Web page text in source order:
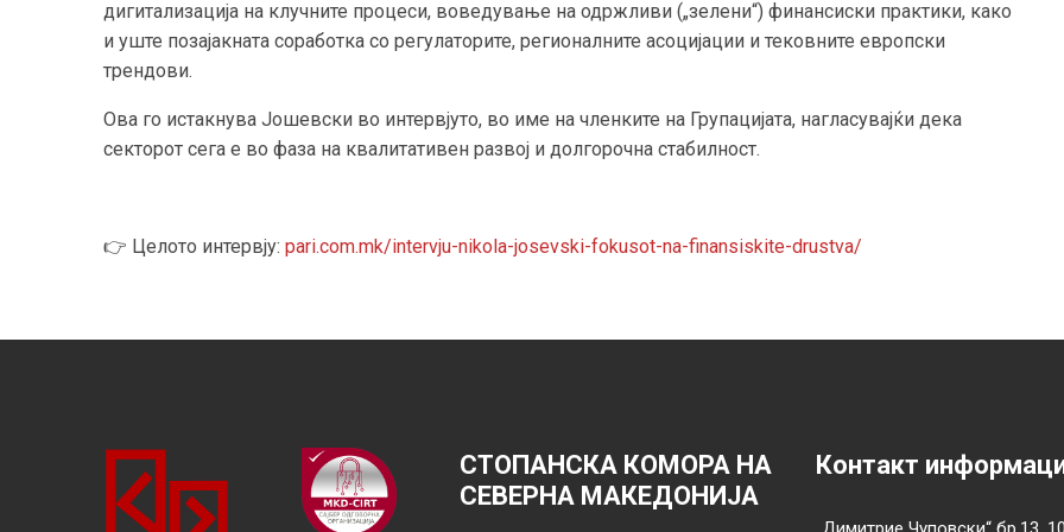
дигитализација на клучните процеси, воведување на одржливи („зелени“) финансиски практики, како
и уште позајакната соработка со регулаторите, регионалните асоцијации и тековните европски
трендови.
Ова го истакнува Јошевски во интервјуто, во име на членките на Групацијата, нагласувајќи дека
секторот сега е во фаза на квалитативен развој и долгорочна стабилност.
👉 Целото интервју: pari.com.mk/intervju-nikola-josevski-fokusot-na-finansiskite-drustva/
СТОПАНСКА КОМОРА НА
СЕВЕРНА МАКЕДОНИЈА
Контакт